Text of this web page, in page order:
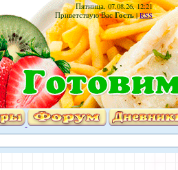
Пятница, 07.08.26, 12:21
Приветствую Вас Гость|RSS